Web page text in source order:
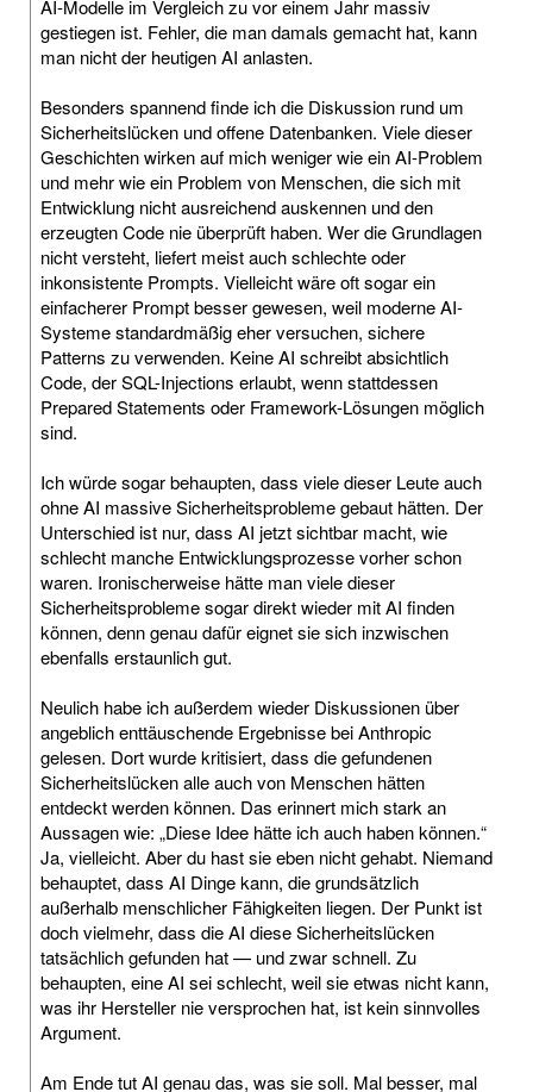
AI-Modelle im Vergleich zu vor einem Jahr massiv
gestiegen ist. Fehler, die man damals gemacht hat, kann
man nicht der heutigen AI anlasten.
Besonders spannend finde ich die Diskussion rund um
Sicherheitslücken und offene Datenbanken. Viele dieser
Geschichten wirken auf mich weniger wie ein AI-Problem
und mehr wie ein Problem von Menschen, die sich mit
Entwicklung nicht ausreichend auskennen und den
erzeugten Code nie überprüft haben. Wer die Grundlagen
nicht versteht, liefert meist auch schlechte oder
inkonsistente Prompts. Vielleicht wäre oft sogar ein
einfacherer Prompt besser gewesen, weil moderne AI-
Systeme standardmäßig eher versuchen, sichere
Patterns zu verwenden. Keine AI schreibt absichtlich
Code, der SQL-Injections erlaubt, wenn stattdessen
Prepared Statements oder Framework-Lösungen möglich
sind.
Ich würde sogar behaupten, dass viele dieser Leute auch
ohne AI massive Sicherheitsprobleme gebaut hätten. Der
Unterschied ist nur, dass AI jetzt sichtbar macht, wie
schlecht manche Entwicklungsprozesse vorher schon
waren. Ironischerweise hätte man viele dieser
Sicherheitsprobleme sogar direkt wieder mit AI finden
können, denn genau dafür eignet sie sich inzwischen
ebenfalls erstaunlich gut.
Neulich habe ich außerdem wieder Diskussionen über
angeblich enttäuschende Ergebnisse bei Anthropic
gelesen. Dort wurde kritisiert, dass die gefundenen
Sicherheitslücken alle auch von Menschen hätten
entdeckt werden können. Das erinnert mich stark an
Aussagen wie: „Diese Idee hätte ich auch haben können.“
Ja, vielleicht. Aber du hast sie eben nicht gehabt. Niemand
behauptet, dass AI Dinge kann, die grundsätzlich
außerhalb menschlicher Fähigkeiten liegen. Der Punkt ist
doch vielmehr, dass die AI diese Sicherheitslücken
tatsächlich gefunden hat — und zwar schnell. Zu
behaupten, eine AI sei schlecht, weil sie etwas nicht kann,
was ihr Hersteller nie versprochen hat, ist kein sinnvolles
Argument.
Am Ende tut AI genau das, was sie soll. Mal besser, mal